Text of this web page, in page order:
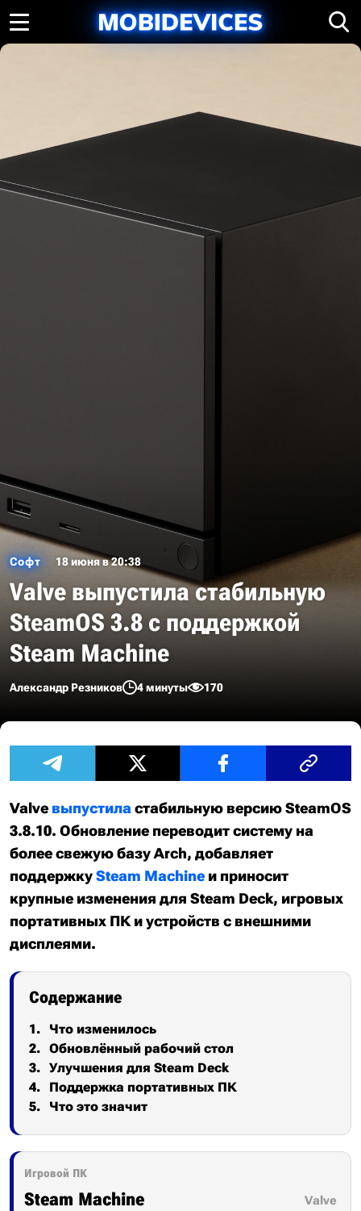
Софт 18 июня в 20:38
Valve выпустила стабильную
SteamOS 3.8 с поддержкой
Steam Machine
Александр Резников 4 минуты 170
Valve выпустила стабильную версию SteamOS
3.8.10. Обновление переводит систему на
более свежую базу Arch, добавляет
поддержкуSteam Machine и приносит
крупные изменения для Steam Deck, игровых
портативных ПК и устройств с внешними
дисплеями.
Содержание
Что изменилось
Обновлённый рабочий стол
Улучшения для Steam Deck
Поддержка портативных ПК
Что это значит
Игровой ПК
Steam Machine Valve